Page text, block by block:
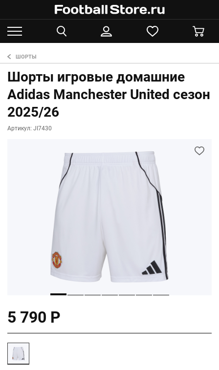
ШОРТЫ
Шорты игровые домашние
Adidas Manchester United сезон
2025/26
Артикул: JI7430
5 790 Р